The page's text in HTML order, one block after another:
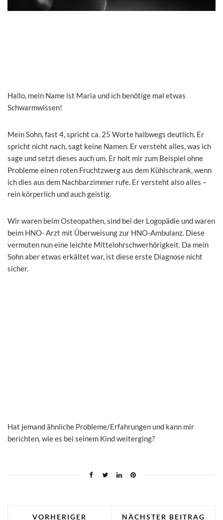
Hallo, mein Name ist Maria und ich benötige mal etwas
Schwarmwissen!
Mein Sohn, fast 4, spricht ca. 25 Worte halbwegs deutlich. Er
spricht nicht nach, sagt keine Namen. Er versteht alles, was ich
sage und setzt dieses auch um. Er holt mir zum Beispiel ohne
Probleme einen roten Fruchtzwerg aus dem Kühlschrank, wenn
ich dies aus dem Nachbarzimmer rufe. Er versteht also alles –
rein körperlich und auch geistig.
Wir waren beim Osteopathen, sind bei der Logopädie und waren
beim HNO- Arzt mit Überweisung zur HNO-Ambulanz. Diese
vermuten nun eine leichte Mittelohrschwerhörigkeit. Da mein
Sohn aber etwas erkältet war, ist diese erste Diagnose nicht
sicher.
Hat jemand ähnliche Probleme/Erfahrungen und kann mir
berichten, wie es bei seinem Kind weiterging?
VORHERIGER
NÄCHSTER BEITRAG